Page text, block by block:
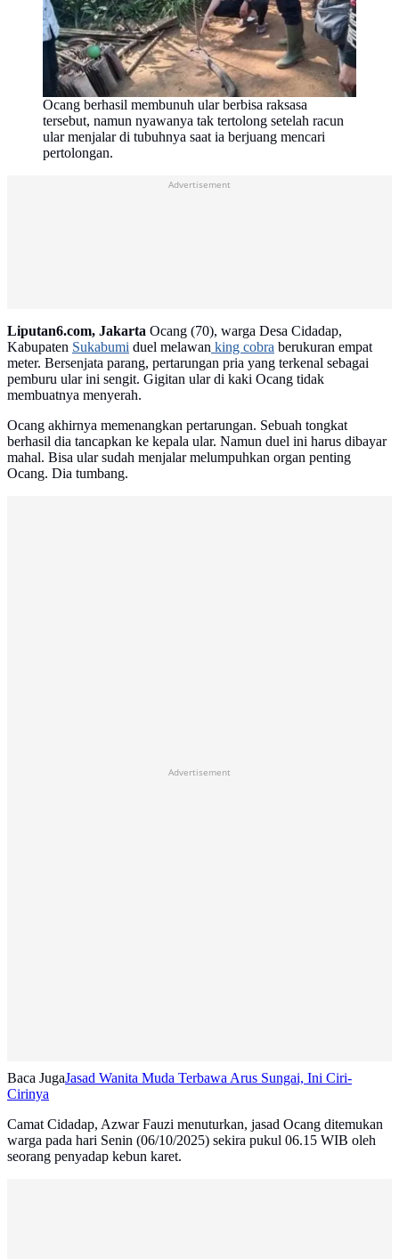
Ocang berhasil membunuh ular berbisa raksasa
tersebut, namun nyawanya tak tertolong setelah racun
ular menjalar di tubuhnya saat ia berjuang mencari
pertolongan.
Advertisement
Liputan6.com, Jakarta Ocang (70), warga Desa Cidadap,
Kabupaten Sukabumi duel melawan king cobra berukuran empat
meter. Bersenjata parang, pertarungan pria yang terkenal sebagai
pemburu ular ini sengit. Gigitan ular di kaki Ocang tidak
membuatnya menyerah.
Ocang akhirnya memenangkan pertarungan. Sebuah tongkat
berhasil dia tancapkan ke kepala ular. Namun duel ini harus dibayar
mahal. Bisa ular sudah menjalar melumpuhkan organ penting
Ocang. Dia tumbang.
Advertisement
Baca JugaJasad Wanita Muda Terbawa Arus Sungai, Ini Ciri-
Cirinya
Camat Cidadap, Azwar Fauzi menuturkan, jasad Ocang ditemukan
warga pada hari Senin (06/10/2025) sekira pukul 06.15 WIB oleh
seorang penyadap kebun karet.